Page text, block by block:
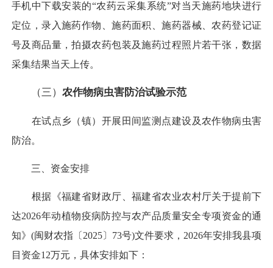
手机中下载安装的“农药云采集系统”对当天施药地块进行
定位，录入施药作物、施药面积、施药器械、农药登记证
号及商品量，拍摄农药包装及施药过程照片若干张，数据
采集结果当天上传。
（三） 农作物病虫害防治试验示范
在试点乡（镇）开展田间监测点建设及农作物病虫害
防治。
三、 资金安排
根据《福建省财政厅、福建省农业农村厅关于提前下
达2026年动植物疫病防控与农产品质量安全专项资金的通
知》(闽财农指〔2025〕73号)文件要求，2026年安排我县项
目资金12万元，具体安排如下：